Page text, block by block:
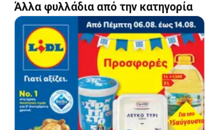
Άλλα φυλλάδια από την κατηγορία